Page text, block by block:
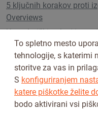
5 ključnih korakov proti
Overviews
Uporabniški paketi in
Sledi nam na
To spletno mesto
tehnologije, s katerimi
storitve za vas in
S konfiguriranjem
katere piškotke želite
bodo aktivirani vsi